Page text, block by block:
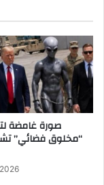
صورة غامضة
“مخلوق فضائي”